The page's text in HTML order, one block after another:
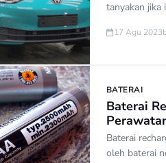
tanyakan
berbahan
17 Agu 2023
BATERAI
Baterai
Baterai
oleh baterai